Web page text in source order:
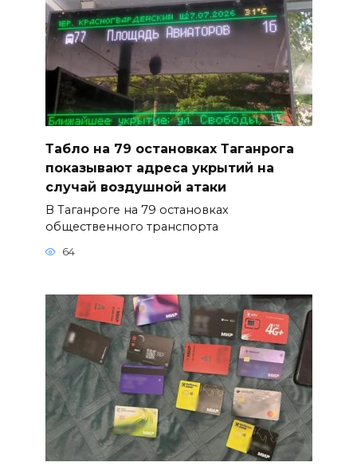
Табло на 79 остановках Таганрога
показывают адреса укрытий на
случай воздушной атаки
В Таганроге на 79 остановках
общественного транспорта
64